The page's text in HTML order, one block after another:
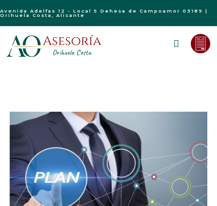
Avenida Adelfas 12 - Local 5 Dehesa de Campoamor 03189 |
Orihuela Costa, Alicante